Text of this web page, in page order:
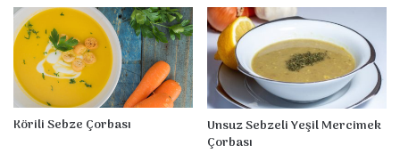
Körili Sebze Çorbası
Unsuz Sebzeli Yeşil Mercimek
Çorbası